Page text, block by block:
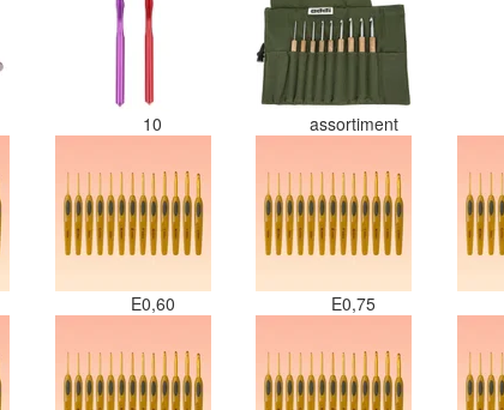
10 assortiment
E0,60 E0,75